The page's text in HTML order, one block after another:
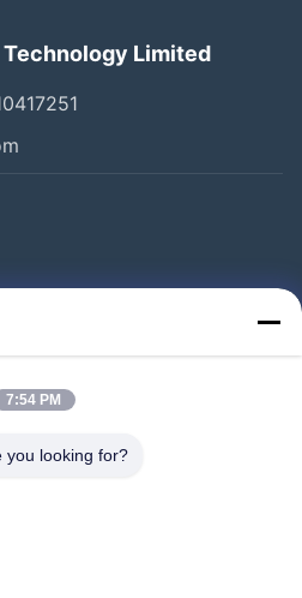
Limited
7:54 PM
you looking for?